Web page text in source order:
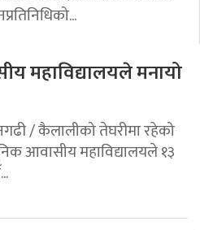
महाविद्यालयले मनायो
/ कैलालीको तेघरीमा रहेको
आवासीय महाविद्यालयले १३